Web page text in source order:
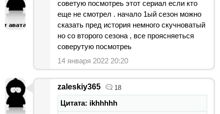
советую посмотреь этот сериал если кто
еще не смотрел . начало 1ый сезон можно
сказать пред история немного скучноватый
но со второго сезона , все проясняеться
соверутую посмотреь
14 января 2022 20:20
zaleskiy365 18
Цитата: ikhhhhh